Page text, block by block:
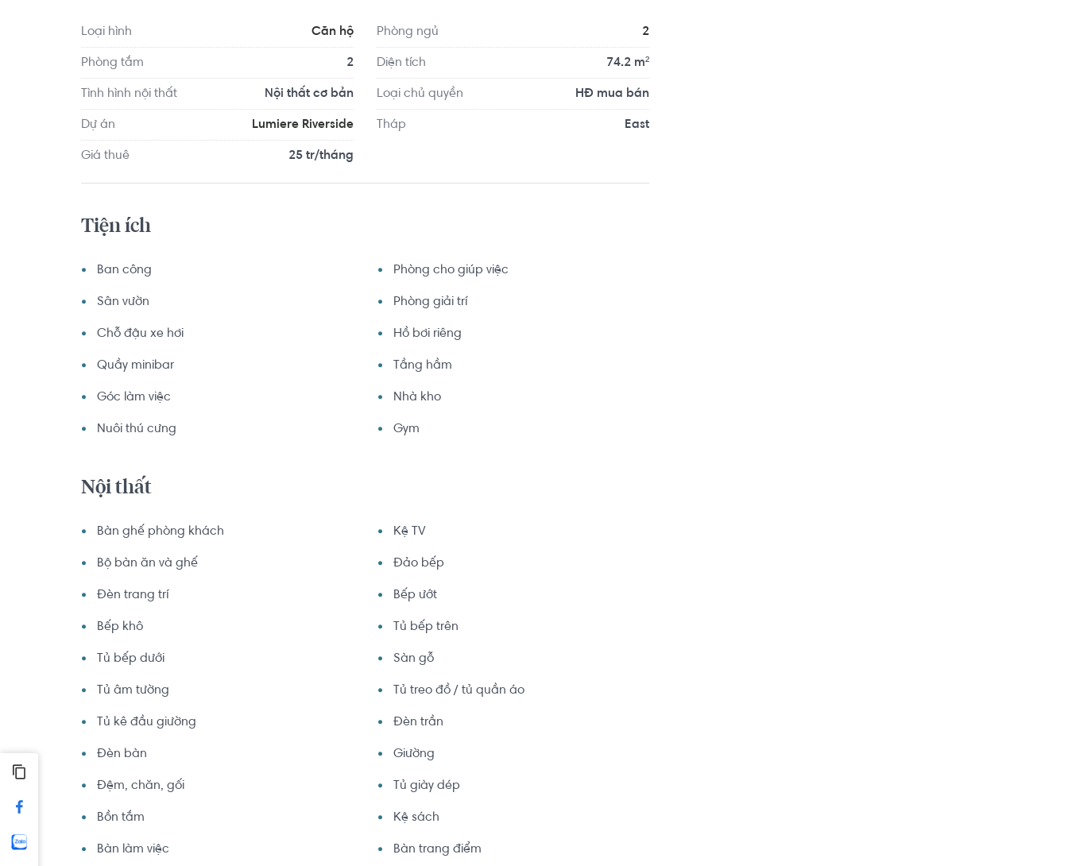
Loại hình Căn hộ Phòng ngủ 2
Phòng tắm 2 Diện tích 74.2 m²
Tình hình nội thất Nội thất cơ bản Loại chủ quyền HĐ mua bán
Dự án Lumiere Riverside Tháp East
Giá thuê 25 tr/tháng
Tiện ích
Ban công Phòng cho giúp việc
Sân vườn Phòng giải trí
Chỗ đậu xe hơi Hồ bơi riêng
Quầy minibar Tầng hầm
Góc làm việc Nhà kho
Nuôi thú cưng Gym
Nội thất
Bàn ghế phòng khách Kệ TV
Bộ bàn ăn và ghế Đảo bếp
Đèn trang trí Bếp ướt
Bếp khô Tủ bếp trên
Tủ bếp dưới Sàn gỗ
Tủ âm tường Tủ treo đồ / tủ quần áo
Tủ kê đầu giường Đèn trần
Đèn bàn Giường
Đệm, chăn, gối Tủ giày dép
Bồn tắm Kệ sách
Bàn làm việc Bàn trang điểm